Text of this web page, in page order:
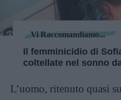
Vi Raccomandiamo...
Il femminicidio di
coltellate nel sonno
L’uomo, ritenuto quasi